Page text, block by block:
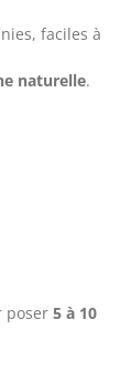
faciles à
naturelle.
poser5 à 10